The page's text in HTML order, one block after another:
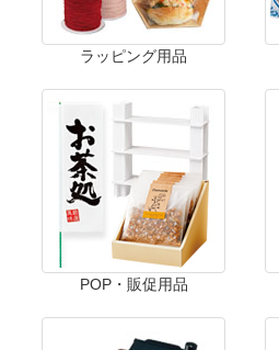
ラッピング用品
POP・販促用品